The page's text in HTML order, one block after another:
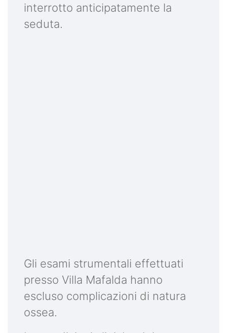
interrotto anticipatamente la
seduta.
Gli esami strumentali effettuati
presso Villa Mafalda hanno
escluso complicazioni di natura
ossea.